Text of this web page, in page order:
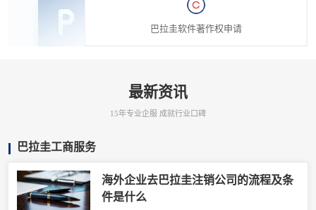
巴拉圭软件著作权申请
最新资讯
15年专业企服 成就行业口碑
巴拉圭工商服务
海外企业去巴拉圭注销公司的流程及条
件是什么